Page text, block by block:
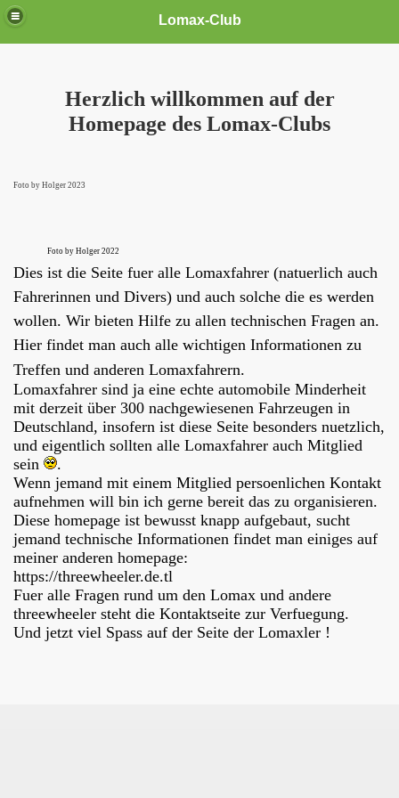
Lomax-Club
Herzlich willkommen auf der
Homepage des Lomax-Clubs
Foto by Holger 2023
Foto by Holger 2022
Dies ist die Seite fuer alle Lomaxfahrer (natuerlich auch
Fahrerinnen und Divers) und auch solche die es werden
wollen. Wir bieten Hilfe zu allen technischen Fragen an.
Hier findet man auch alle wichtigen Informationen zu
Treffen und anderen Lomaxfahrern.
Lomaxfahrer sind ja eine echte automobile Minderheit
mit derzeit über 300 nachgewiesenen Fahrzeugen in
Deutschland, insofern ist diese Seite besonders nuetzlich,
und eigentlich sollten alle Lomaxfahrer auch Mitglied
sein
.
Wenn jemand mit einem Mitglied persoenlichen Kontakt
aufnehmen will bin ich gerne bereit das zu organisieren.
Diese homepage ist bewusst knapp aufgebaut, sucht
jemand technische Informationen findet man einiges auf
meiner anderen homepage:
https://threewheeler.de.tl
Fuer alle Fragen rund um den Lomax und andere
threewheeler steht die Kontaktseite zur Verfuegung.
Und jetzt viel Spass auf der Seite der Lomaxler !